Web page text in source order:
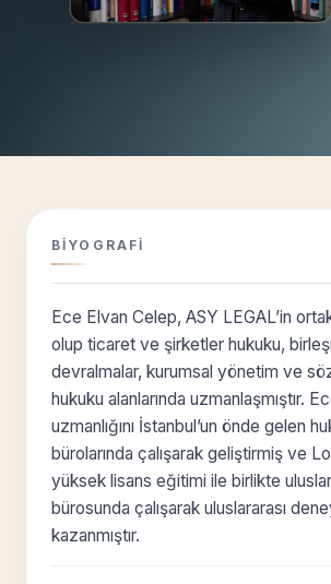
BIYOGRAFI
Ece Elvan Celep, ASY LEGAL’in
olup ticaret ve şirketler hukuku,
devralmalar, kurumsal yönetim ve
hukuku alanlarında uzmanlaşmıştır.
uzmanlığını İstanbul’un önde gelen
bürolarında çalışarak geliştirmiş ve
yüksek lisans eğitimi ile birlikte
bürosunda çalışarak uluslararası
kazanmıştır.